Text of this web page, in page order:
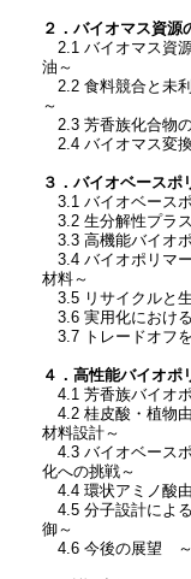
２．バイオマス資源
2.1 バイオマス資
油～
2.2 食料競合と未
～
2.3 芳香族化合物
2.4 バイオマス変
３．バイオベースポ
3.1 バイオベース
3.2 生分解性プラ
3.3 高機能バイオ
3.4 バイオポリマ
材料～
3.5 リサイクルと
3.6 実用化におけ
3.7 トレードオフ
４．高性能バイオポ
4.1 芳香族バイオ
4.2 桂皮酸・植物
材料設計～
4.3 バイオベース
化への挑戦～
4.4 環状アミノ酸
4.5 分子設計によ
御～
4.6 今後の展望 ～